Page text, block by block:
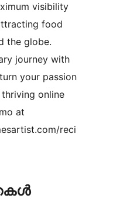
visibility
food
the globe.
journey with
your passion
online
at
reci